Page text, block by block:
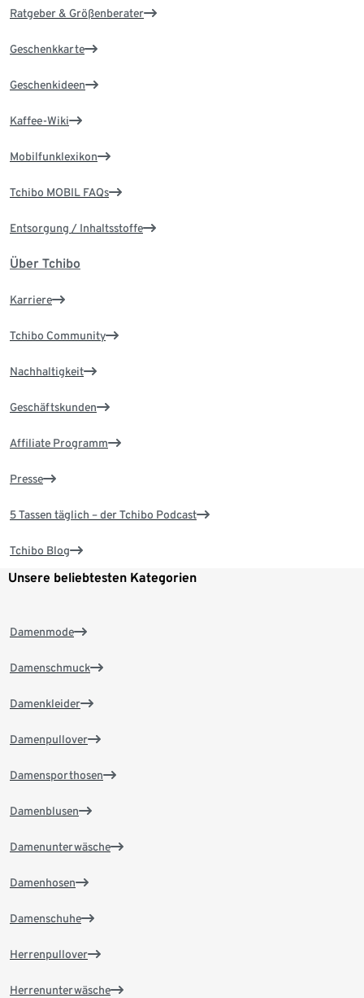
Ratgeber & Größenberater
Geschenkkarte
Geschenkideen
Kaffee-Wiki
Mobilfunklexikon
Tchibo MOBIL FAQs
Entsorgung / Inhaltsstoffe
Über Tchibo
Karriere
Tchibo Community
Nachhaltigkeit
Geschäftskunden
Affiliate Programm
Presse
5 Tassen täglich – der Tchibo Podcast
Tchibo Blog
Unsere beliebtesten Kategorien
Damenmode
Damenschmuck
Damenkleider
Damenpullover
Damensporthosen
Damenblusen
Damenunterwäsche
Damenhosen
Damenschuhe
Herrenpullover
Herrenunterwäsche